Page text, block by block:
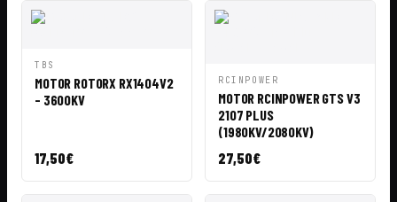
VISTA
TBS
MOTOR ROTORX RX1404V2
- 3600KV
17,50€
VISTA
RCINPOWER
MOTOR RCINPOWER GTS V3
2107 PLUS
(1980KV/2080KV)
27,50€